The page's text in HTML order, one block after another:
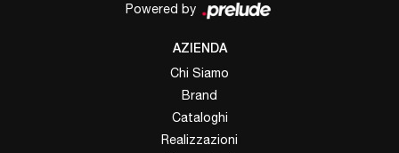
Powered by
AZIENDA
Chi Siamo
Brand
Cataloghi
Realizzazioni